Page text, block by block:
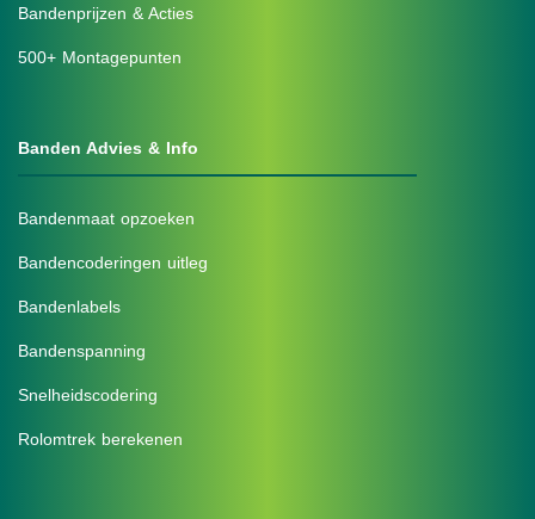
Bandenprijzen & Acties
500+ Montagepunten
Banden Advies & Info
Bandenmaat opzoeken
Bandencoderingen uitleg
Bandenlabels
Bandenspanning
Snelheidscodering
Rolomtrek berekenen